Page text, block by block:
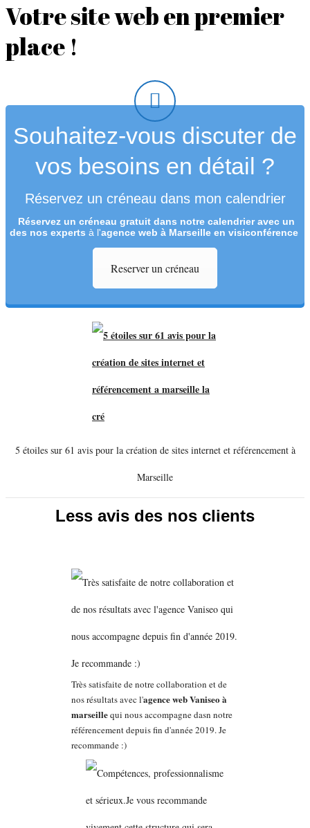
Votre site web en premier
place !
Souhaitez-vous discuter de
vos besoins en détail ?
Réservez un créneau dans mon calendrier
Réservez un créneau gratuit dans notre calendrier avec un
des nos experts à l'agence web à Marseille en visiconférence
Reserver un créneau
5 étoiles sur 61 avis pour la création de sites internet et référencement à
Marseille
Less avis des nos clients
Très satisfaite de notre collaboration et de
nos résultats avec l'agence web Vaniseo à
marseillequi nous accompagne dasn notre
référencement depuis fin d'année 2019. Je
recommande :)